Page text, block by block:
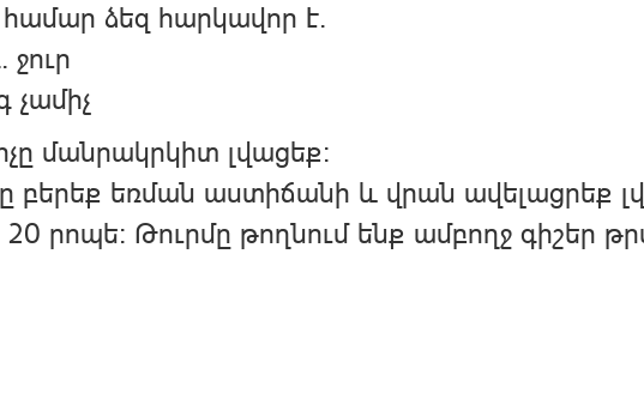
ձեզ հարկավոր է.
ջուր
չամիչ
մանրակրկիտ լվացեք։
բերեք եռման աստիճանի և վրան ավելացրեք
րոպե։ Թուրմը թողնում ենք ամբողջ գիշեր